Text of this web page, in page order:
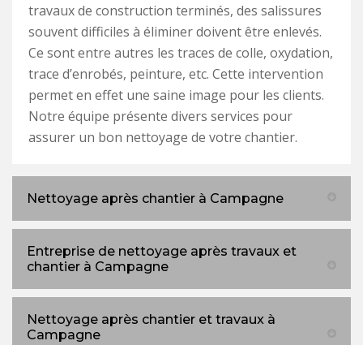
travaux de construction terminés, des salissures
souvent difficiles à éliminer doivent être enlevés.
Ce sont entre autres les traces de colle, oxydation,
trace d’enrobés, peinture, etc. Cette intervention
permet en effet une saine image pour les clients.
Notre équipe présente divers services pour
assurer un bon nettoyage de votre chantier.
Nettoyage après chantier à Campagne
Entreprise de nettoyage après travaux et
chantier à Campagne
Nettoyage après chantier et travaux à
Campagne